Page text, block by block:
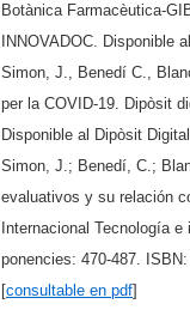
Botànica Farmacèutica-
INNOVADOC. Disponible
Simon, J., Benedí C.,
per la COVID-19. Dipòsit
Disponible al Dipòsit
Simon, J.; Benedí, C.;
evaluativos y su relación
Internacional Tecnología
ponencies: 470-487.
[consultable en pdf]